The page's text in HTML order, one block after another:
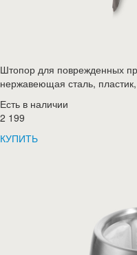
Штопор для поврежденных
нержавеющая сталь,
Есть в наличии
2 199
КУПИТЬ